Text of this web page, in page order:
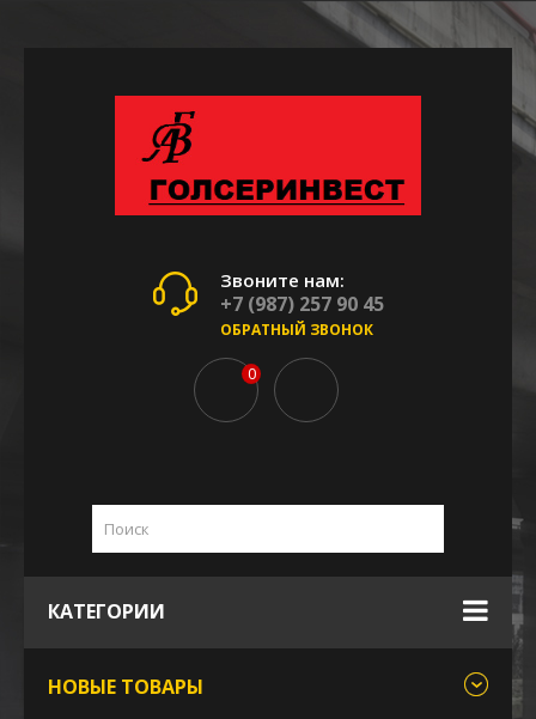
Звоните нам:
+7 (987) 257 90 45
ОБРАТНЫЙ ЗВОНОК
0
КАТЕГОРИИ
НОВЫЕ ТОВАРЫ